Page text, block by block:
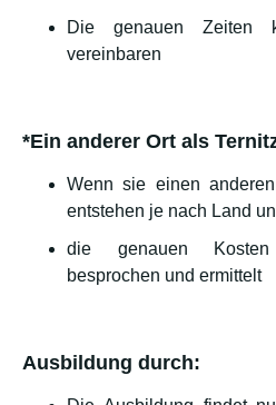
Die genauen Zeiten
vereinbaren
*Ein anderer Ort als
Wenn sie einen
entstehen je nach Land
die genauen
besprochen und ermittelt
Ausbildung durch: